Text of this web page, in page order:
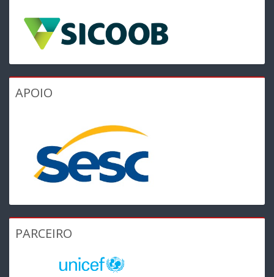
APOIO
PARCEIRO